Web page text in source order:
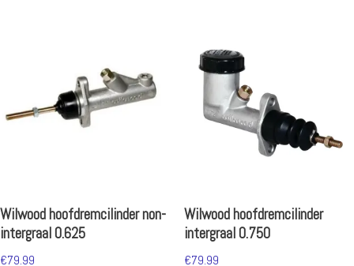
Wilwood hoofdremcilinder non-
intergraal 0.625
€79.99
Wilwood hoofdremcilinder
intergraal 0.750
€79.99